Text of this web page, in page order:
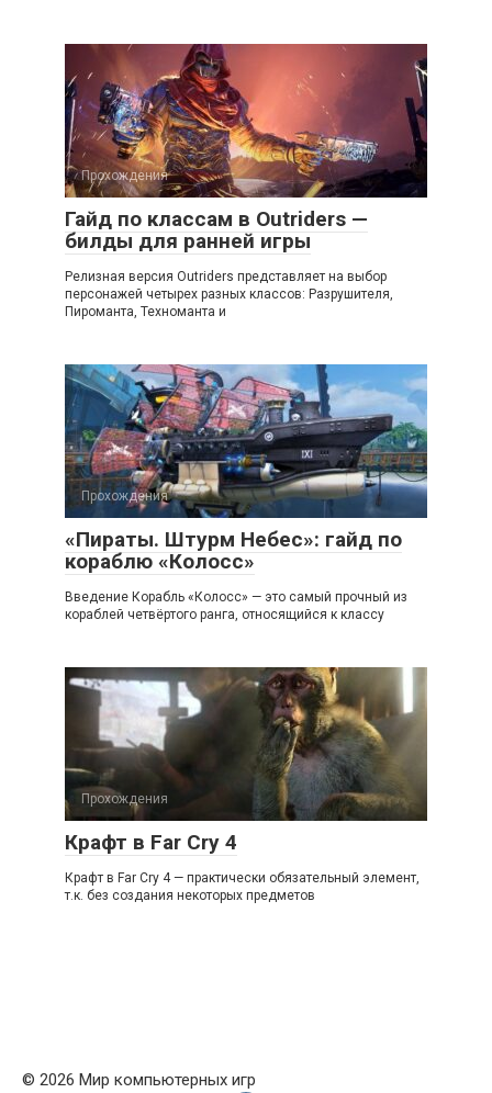
Прохождения
Гайд по классам в Outriders —
билды для ранней игры
Релизная версия Outriders представляет на выбор
персонажей четырех разных классов: Разрушителя,
Пироманта, Техноманта и
Прохождения
«Пираты. Штурм Небес»: гайд по
кораблю «Колосс»
Введение Корабль «Колосс» — это самый прочный из
кораблей четвёртого ранга, относящийся к классу
Прохождения
Крафт в Far Cry 4
Крафт в Far Cry 4 — практически обязательный элемент,
т.к. без создания некоторых предметов
© 2026 Мир компьютерных игр